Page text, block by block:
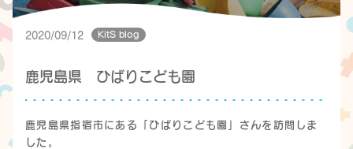
2020/09/12 KitS blog
鹿児島県 ひばりこども園
鹿児島県指宿市にある「ひばりこども園」さんを訪問しま
した。